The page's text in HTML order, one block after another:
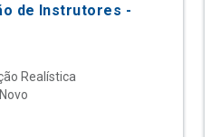
de Instrutores -
Realística